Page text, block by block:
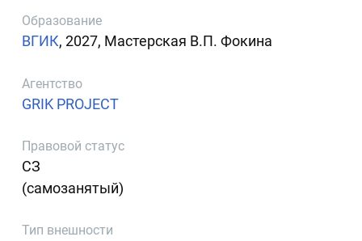
Образование
ВГИК, 2027, Мастерская В.П. Фокина
Агентство
GRIK PROJECT
Правовой статус
СЗ
(самозанятый)
Тип внешности